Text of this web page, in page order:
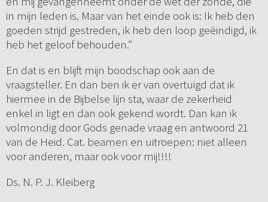
in mijn leden is. Maar van het einde ook is: Ik heb den
goeden strijd gestreden, ik heb den loop geëindigd, ik
heb het geloof behouden.”
En dat is en blijft mijn boodschap ook aan de
vraagsteller. En dan ben ik er van overtuigd dat ik
hiermee in de Bijbelse lijn sta, waar de zekerheid
enkel in ligt en dan ook gekend wordt. Dan kan ik
volmondig door Gods genade vraag en antwoord 21
van de Heid. Cat. beamen en uitroepen: niet alleen
voor anderen, maar ook voor mij!!!!
Ds. N. P. J. Kleiberg